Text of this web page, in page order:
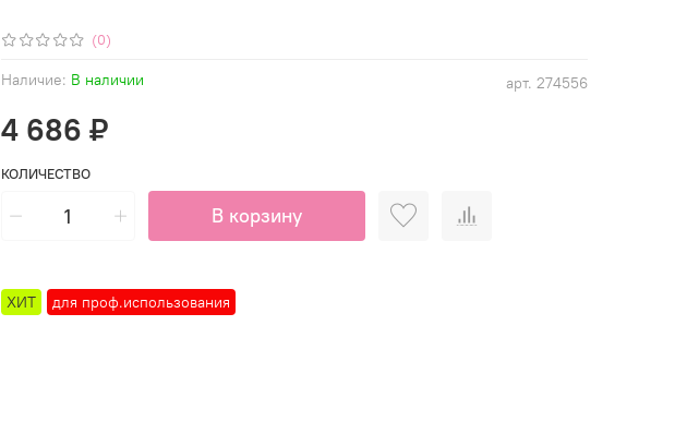
(0)
арт. 274556
Наличие: В наличии
ХИТ для проф.использования
4 686 ₽
КОЛИЧЕСТВО
В корзину